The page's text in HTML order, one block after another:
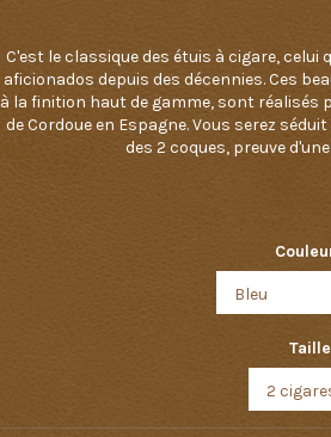
C'est le classique des étuis à cigare,
aficionados depuis des décennies. Ces
à la finition haut de gamme, sont réalisés
de Cordoue en Espagne. Vous serez
des 2 coques, preuve
Taille